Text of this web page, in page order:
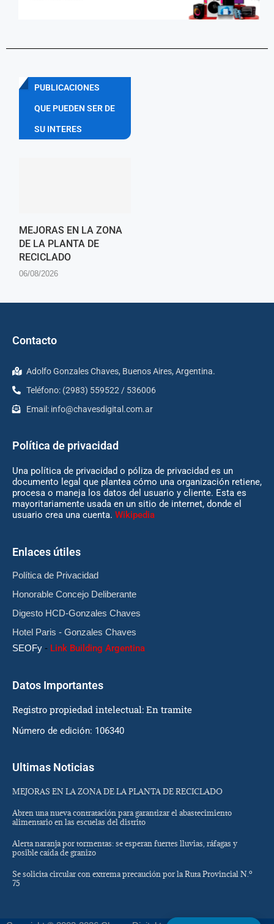
PUBLICACIONES
QUE PUEDEN SER DE
SU INTERES
MEJORAS EN LA ZONA
DE LA PLANTA DE
RECICLADO
06/08/2026
Contacto
Adolfo Gonzales Chaves, Buenos Aires, Argentina.
Teléfono: (2983) 559522 / 536006
Email: info@chavesdigital.com.ar
Política de privacidad
Una política de privacidad o póliza de privacidad es un
documento legal que plantea cómo una organización retiene,
procesa o maneja los datos del usuario y cliente. Esta es
mayoritariamente usada en un sitio de internet, donde el
usuario crea una cuenta. Wikipedia
Enlaces útiles
Política de Privacidad
Honorable Concejo Deliberante
Digesto HCD-Gonzales Chaves
Hotel Paris - Gonzales Chaves
SEOFy - Link Building Argentina
Datos Importantes
Registro propiedad intelectual: En tramite
Número de edición: 106340
Ultimas Noticias
MEJORAS EN LA ZONA DE LA PLANTA DE RECICLADO
Abren una nueva contratación para garantizar el abastecimiento
alimentario en las escuelas del distrito
Alerta naranja por tormentas: se esperan fuertes lluvias, ráfagas y
posible caída de granizo
Se solicita circular con extrema precaución por la Ruta Provincial N.º
75